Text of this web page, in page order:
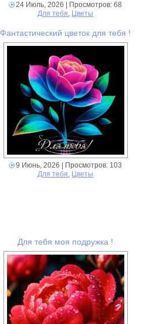
24 Июль, 2026 | Просмотров: 68
Для тебя, Цветы
Фантастический цветок для тебя !
9 Июнь, 2026 | Просмотров: 103
Для тебя, Цветы
Для тебя моя подружка !